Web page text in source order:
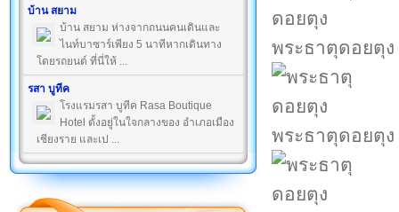
บ้าน สยาม
บ้าน สยาม ห่างจากถนนคนเดินและ
ไนท์บาซาร์เพียง 5 นาทีหากเดินทาง
โดยรถยนต์ ที่นี่ให้ ...
รสา บูทีค
โรงแรมรสา บูทีค Rasa Boutique
Hotel ตั้งอยู่ในใจกลางของ อำเภอเมือง
เชียงราย และเป ...
พระธาตุดอยตุง
พระธาตุดอยตุง